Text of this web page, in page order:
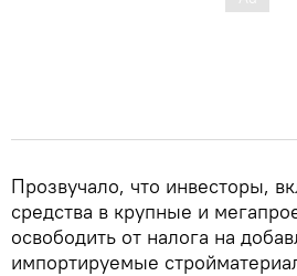
Прозвучало, что инвесторы,
средства в крупные и
освободить от налога на
импортируемые